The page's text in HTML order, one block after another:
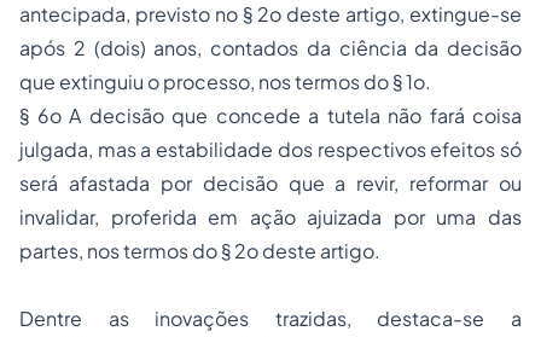
antecipada, previsto no § 2o deste artigo, extingue-se
após 2 (dois) anos, contados da ciência da decisão
que extinguiu o processo, nos termos do § 1o.
§ 6o A decisão que concede a tutela não fará coisa
julgada, mas a estabilidade dos respectivos efeitos só
será afastada por decisão que a revir, reformar ou
invalidar, proferida em ação ajuizada por uma das
partes, nos termos do § 2o deste artigo.
Dentre as inovações trazidas, destaca-se a